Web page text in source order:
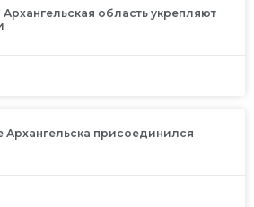
Архангельская область укрепляют
Архангельска присоединился